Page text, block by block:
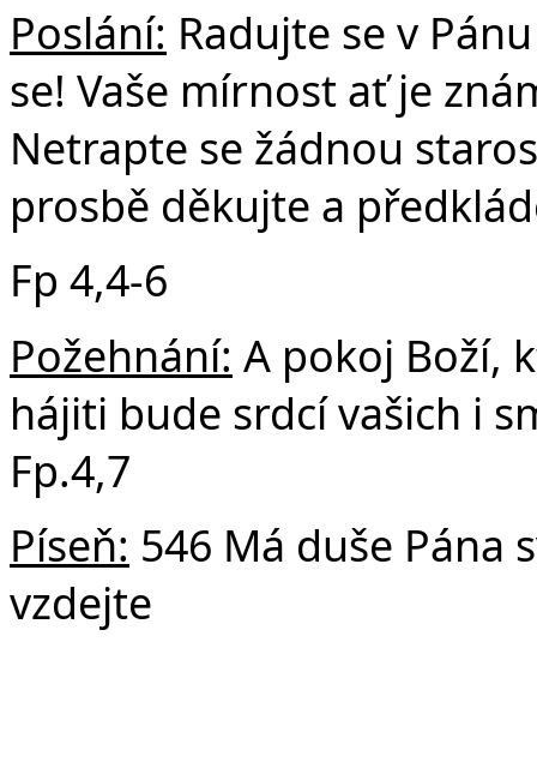
Poslání: Radujte se v
se! Vaše mírnost ať je
Netrapte se žádnou
prosbě děkujte a
Fp 4,4-6
Požehnání: A pokoj Boží,
hájiti bude srdcí vašich i
Fp.4,7
Píseň: 546 Má duše Pána
vzdejte